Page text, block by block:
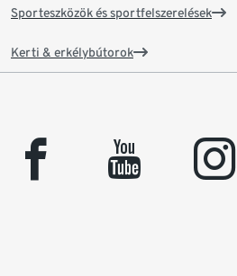
Sporteszközök és sportfelszerelések
Kerti & erkélybútorok
facebook youtube instagram